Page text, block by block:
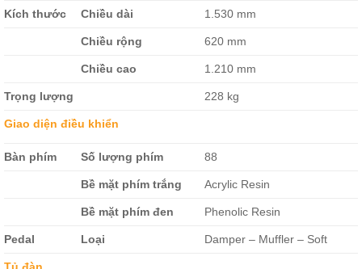
Kích thước Chiều dài 1.530 mm
Chiều rộng 620 mm
Chiều cao 1.210 mm
Trọng lượng 228 kg
Giao diện điều khiển
Bàn phím Số lượng phím 88
Bề mặt phím trắng Acrylic Resin
Bề mặt phím đen Phenolic Resin
Pedal Loại Damper – Muffler – Soft